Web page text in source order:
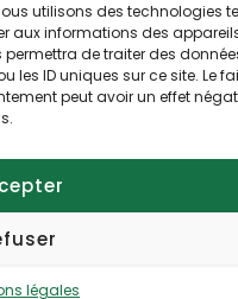
utilisons des technologies
aux informations des
de traiter des
ID uniques sur ce site. Le
peut avoir un effet
légales